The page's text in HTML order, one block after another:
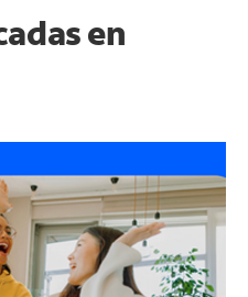
en